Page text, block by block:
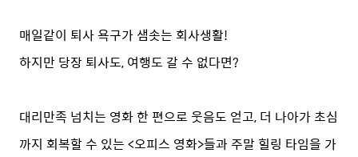
매일같이 퇴사 욕구가 샘솟는 회사생활!
하지만 당장 퇴사도, 여행도 갈 수 없다면?
대리만족 넘치는 영화 한 편으로 웃음도 얻고, 더 나아가 초심
까지 회복할 수 있는 <오피스 영화>들과 주말 힐링 타임을 가